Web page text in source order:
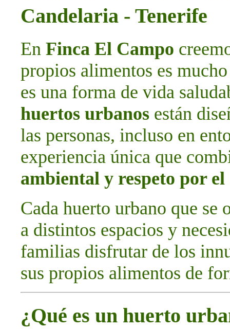
Candelaria - Tenerife
En Finca El Campo
propios alimentos es
es una forma de vida
huertos urbanos están
las personas, incluso en
experiencia única que
ambiental y respeto por
Cada huerto urbano que se
a distintos espacios y
familias disfrutar de los
sus propios alimentos de
¿Qué es un huerto